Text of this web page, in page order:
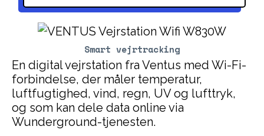
Smart vejrtracking
En digital vejrstation fra Ventus med Wi-Fi-
forbindelse, der måler temperatur,
luftfugtighed, vind, regn, UV og lufttryk,
og som kan dele data online via
Wunderground-tjenesten.